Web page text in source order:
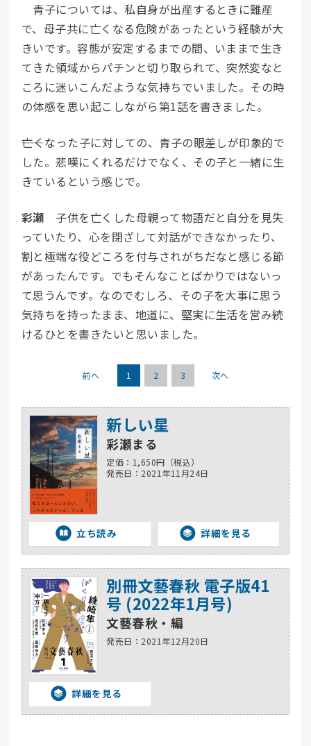
青子については、私自身が出産するときに難産
で、母子共に亡くなる危険があったという経験が大
きいです。容態が安定するまでの間、いままで生き
てきた領域からパチンと切り取られて、突然変なと
ころに迷いこんだような気持ちでいました。その時
の体感を思い起こしながら第1話を書きました。
――亡くなった子に対しての、青子の眼差しが印象的で
した。悲嘆にくれるだけでなく、その子と一緒に生
きているという感じで。
彩瀬 子供を亡くした母親って物語だと自分を見失
っていたり、心を閉ざして対話ができなかったり、
割と極端な役どころを付与されがちだなと感じる節
があったんです。でもそんなことばかりではないっ
て思うんです。なのでむしろ、その子を大事に思う
気持ちを持ったまま、地道に、堅実に生活を営み続
けるひとを書きたいと思いました。
前へ 1 2 3 次へ
新しい星
彩瀬まる
定価：1,650円（税込）
発売日：2021年11月24日
立ち読み 詳細を見る
別冊文藝春秋 電子版41
号 (2022年1月号)
文藝春秋・編
発売日：2021年12月20日
詳細を見る